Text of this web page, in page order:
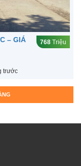
– GIÁ
768 Triệu
trước